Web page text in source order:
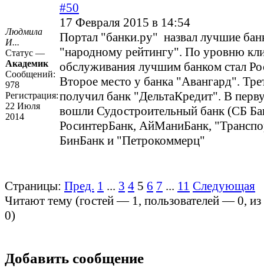
Людмила
И...
Статус —
Академик
Сообщений:
978
Регистрация:
22 Июля
2014
#50
17 Февраля 2015 в 14:54
Портал "банки.ру" назвал лучшие
"народному рейтингу". По уровню
обслуживания лучшим банком стал
Второе место у банка "Авангард".
получил банк "ДельтаКредит". В
вошли Судостроительный банк (СБ
РосинтерБанк, АйМаниБанк,
БинБанк и "Петрокоммерц"
Страницы: Пред. 1 ... 3 4 5 6 7 ... 11 Следующая
Читают тему (гостей — 1, пользователей —0,
0)
Добавить сообщение